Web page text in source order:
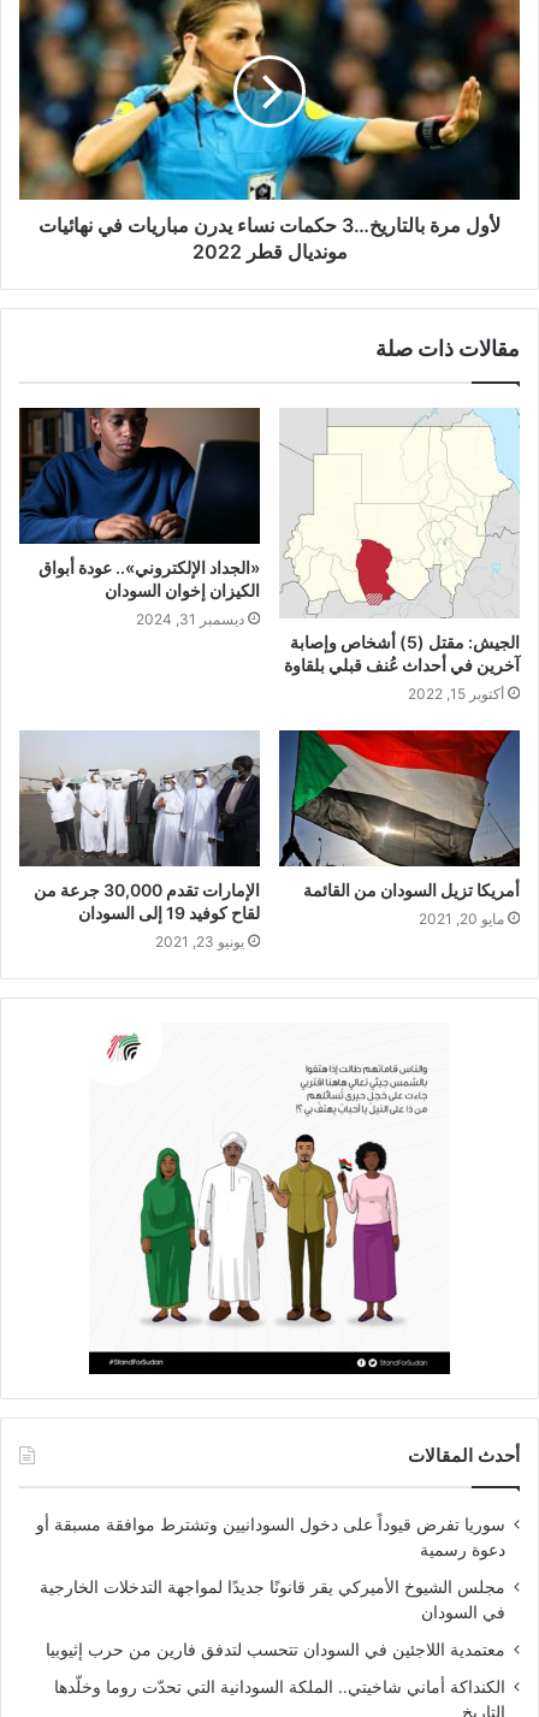
لأول مرة بالتاريخ…3 حكمات نساء يدرن مباريات في نهائيات
مونديال قطر 2022
مقالات ذات صلة
الجيش: مقتل (5) أشخاص وإصابة
آخرين في أحداث عُنف قبلي بلقاوة
أكتوبر 15, 2022
«الجداد الإلكتروني».. عودة أبواق
الكيزان إخوان السودان
ديسمبر 31, 2024
أمريكا تزيل السودان من القائمة
مايو 20, 2021
الإمارات تقدم 30,000 جرعة من
لقاح كوفيد 19 إلى السودان
يونيو 23, 2021
أحدث المقالات
سوريا تفرض قيوداً على دخول السودانيين وتشترط موافقة مسبقة أو
دعوة رسمية
مجلس الشيوخ الأميركي يقر قانونًا جديدًا لمواجهة التدخلات الخارجية
في السودان
معتمدية اللاجئين في السودان تتحسب لتدفق فارين من حرب إثيوبيا
الكنداكة أماني شاخيتي.. الملكة السودانية التي تحدّت روما وخلّدها
التاريخ